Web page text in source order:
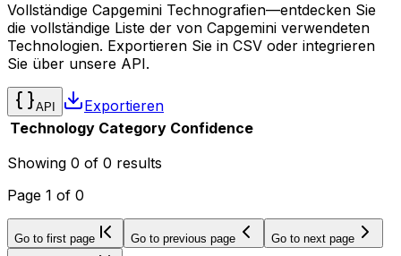
Vollständige Capgemini Technografien—entdecken Sie
die vollständige Liste der von Capgemini verwendeten
Technologien. Exportieren Sie in CSV oder integrieren
Sie über unsere API.
API
Exportieren
Technology Category Confidence
Showing 0 of 0 results
Page 1 of 0
Go to first page Go to previous page Go to next page